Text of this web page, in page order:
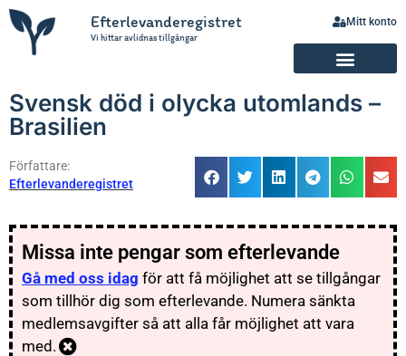
Efterlevanderegistret
Vi hittar avlidnas tillgångar
Mitt konto
Svensk död i olycka utomlands –
Brasilien
Författare:
Efterlevanderegistret
Missa inte pengar som efterlevande
Gå med oss idag för att få möjlighet att se tillgångar
som tillhör dig som efterlevande. Numera sänkta
medlemsavgifter så att alla får möjlighet att vara
med.